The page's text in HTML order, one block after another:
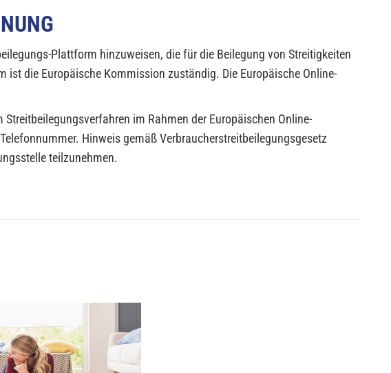
Plattform hinzuweisen, die für die Beilegung von Streitigkeiten
die Europäische Kommission zuständig. Die Europäische Online-
im Rahmen der Europäischen Online-
Hinweis gemäß Verbraucherstreitbeilegungsgesetz
teilzunehmen.